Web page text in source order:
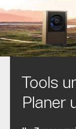
Tools
Planer